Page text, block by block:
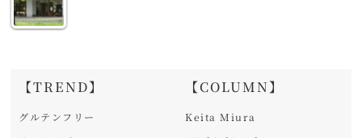
【TREND】
グルテンフリー
【COLUMN】
Keita Miura